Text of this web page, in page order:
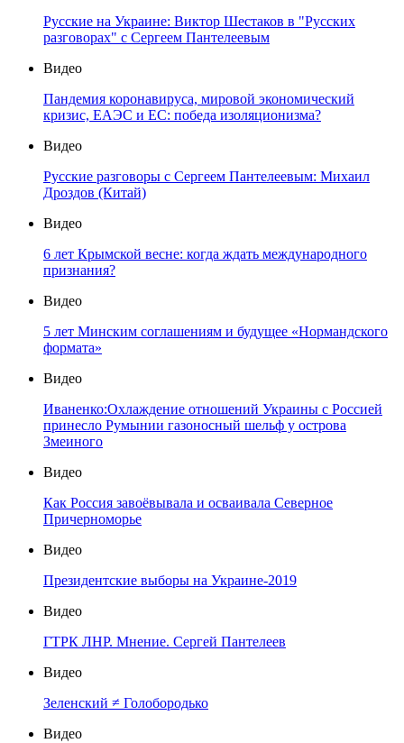
Русские на Украине: Виктор Шестаков в "Русских
разговорах" с Сергеем Пантелеевым
Видео
Пандемия коронавируса, мировой экономический
кризис, ЕАЭС и ЕС: победа изоляционизма?
Видео
Русские разговоры с Сергеем Пантелеевым: Михаил
Дроздов (Китай)
Видео
6 лет Крымской весне: когда ждать международного
признания?
Видео
5 лет Минским соглашениям и будущее «Нормандского
формата»
Видео
Иваненко:Охлаждение отношений Украины с Россией
принесло Румынии газоносный шельф у острова
Змеиного
Видео
Как Россия завоёвывала и осваивала Северное
Причерноморье
Видео
Президентские выборы на Украине-2019
Видео
ГТРК ЛНР. Мнение. Сергей Пантелеев
Видео
Зеленский ≠ Голобородько
Видео